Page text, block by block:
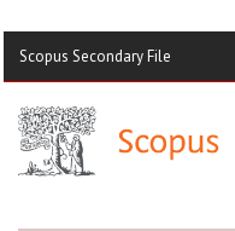
Scopus Secondary File